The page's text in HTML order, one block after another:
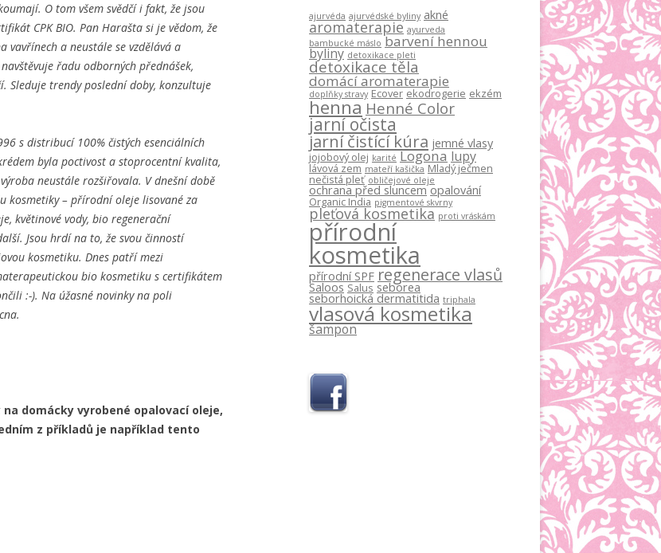
O tom všem svědčí i fakt, že jsou
CPK BIO. Pan Harašta si je vědom, že
vavřínech a neustále se vzdělává a
řadu odborných přednášek,
Sleduje trendy poslední doby, konzultuje
s distribucí 100% čistých esenciálních
byla poctivost a stoprocentní kvalita,
neustále rozšiřovala. V dnešní době
kosmetiky – přírodní oleje lisované za
květinové vody, bio regenerační
Jsou hrdí na to, že svou činností
kosmetiku. Dnes patří mezi
bio kosmetiku s certifikátem
:-). Na úžasné novinky na poli
domácky vyrobené opalovací oleje,
z příkladů je například tento
ajurvéda ajurvédské byliny akné
aromaterapie ayurveda
bambucké máslo barvení hennou
byliny detoxikace pleti
detoxikace těla
domácí aromaterapie
doplňky stravy Ecover ekodrogerie ekzém
henna Henné Color
jarní očista
jarní čistící kúra jemné vlasy
jojobový olej karité Logona lupy
lávová zem mateří kašička Mladý ječmen
nečistá pleť obličejové oleje
ochrana před sluncem opalování
Organic India pigmentové skvrny
pleťová kosmetika proti vráskám
přírodní
kosmetika
přírodní SPF regenerace vlasů
Saloos Salus seborea
seborhoická dermatitida triphala
vlasová kosmetika
šampon